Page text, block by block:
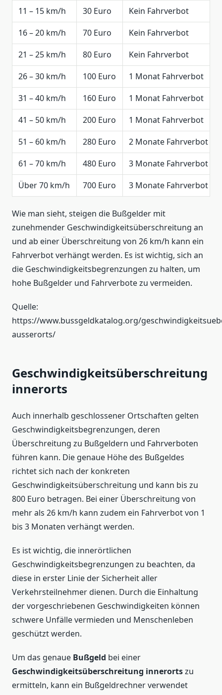
11 – 15 km/h
30 Euro
Kein Fahrverbot
16 – 20 km/h
70 Euro
Kein Fahrverbot
21 – 25 km/h
80 Euro
Kein Fahrverbot
26 – 30 km/h
100 Euro
1 Monat Fahrverbot
31 – 40 km/h
160 Euro
1 Monat Fahrverbot
41 – 50 km/h
200 Euro
1 Monat Fahrverbot
51 – 60 km/h
280 Euro
2 Monate Fahrverbot
61 – 70 km/h
480 Euro
3 Monate Fahrverbot
Über 70 km/h
700 Euro 3 Monate Fahrverbot
Wie man sieht, steigen die Bußgelder mit
zunehmender Geschwindigkeitsüberschreitung an
und ab einer Überschreitung von 26 km/h kann ein
Fahrverbot verhängt werden. Es ist wichtig, sich an
die Geschwindigkeitsbegrenzungen zu halten, um
hohe Bußgelder und Fahrverbote zu vermeiden.
Quelle:
https://www.bussgeldkatalog.org/
ausserorts/
Geschwindigkeitsüberschreitung
innerorts
Auch innerhalb geschlossener Ortschaften gelten
Geschwindigkeitsbegrenzungen, deren
Überschreitung zu Bußgeldern und Fahrverboten
führen kann. Die genaue Höhe des Bußgeldes
richtet sich nach der konkreten
Geschwindigkeitsüberschreitung und kann bis zu
800 Euro betragen. Bei einer Überschreitung von
mehr als 26 km/h kann zudem ein Fahrverbot von 1
bis 3 Monaten verhängt werden.
Es ist wichtig, die innerörtlichen
Geschwindigkeitsbegrenzungen zu beachten, da
diese in erster Linie der Sicherheit aller
Verkehrsteilnehmer dienen. Durch die Einhaltung
der vorgeschriebenen Geschwindigkeiten können
schwere Unfälle vermieden und Menschenleben
geschützt werden.
Um das genaue Bußgeld bei einer
Geschwindigkeitsüberschreitung innerortszu
ermitteln, kann ein Bußgeldrechner verwendet